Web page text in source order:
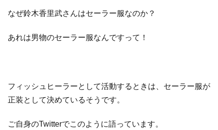
なぜ鈴木香里武さんはセーラー服なのか？
あれは男物のセーラー服なんですって！
フィッシュヒーラーとして活動するときは、セーラー服が
正装として決めているそうです。
ご自身のTwitterでこのように語っています。